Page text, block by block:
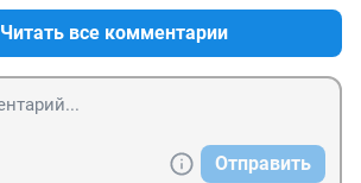
Читать все комментарии
Отправить